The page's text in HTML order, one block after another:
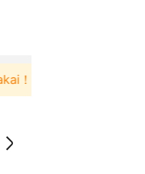
Pengguna baru